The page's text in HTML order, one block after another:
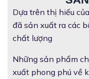
Dựa trên thị hiếu
đã sản xuất ra các
chất lượng
Những sản phẩm
xuất phong phú về